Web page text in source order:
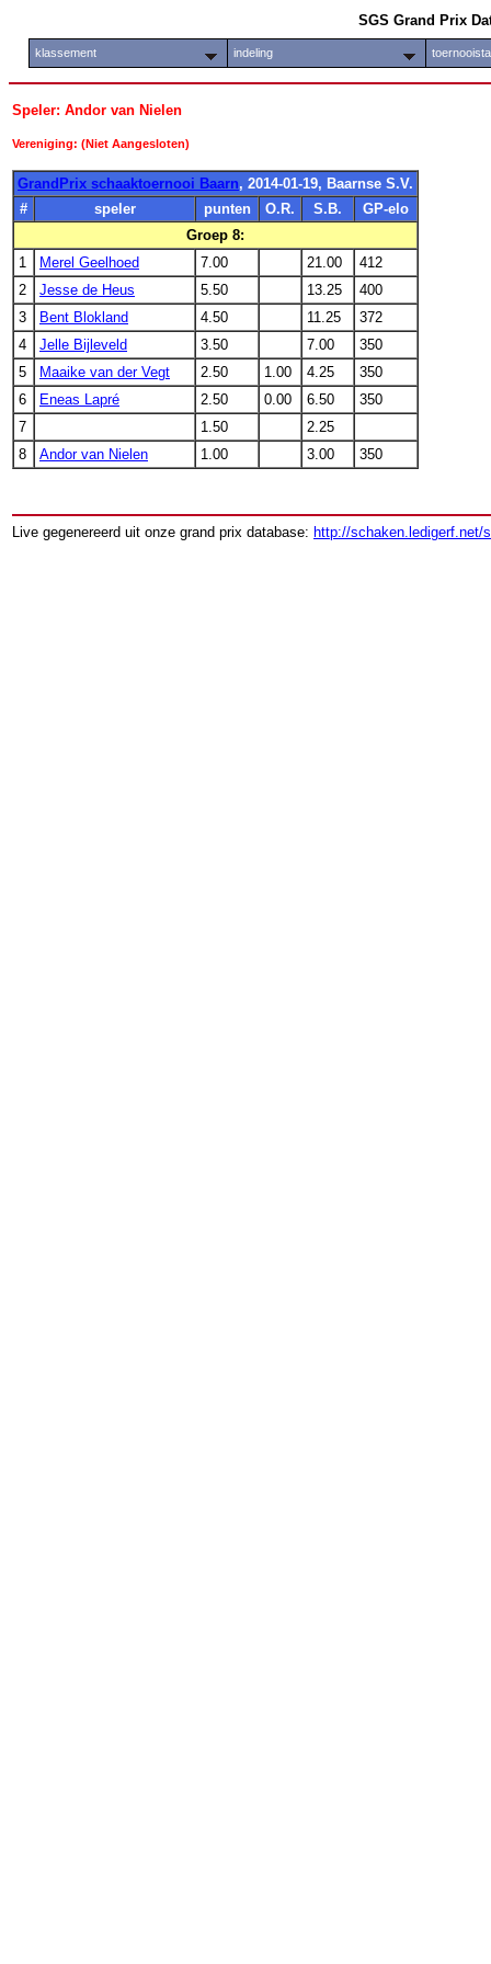
SGS Grand Prix
klassement indeling
Speler: Andor van Nielen
Vereniging: (Niet Aangesloten)
GrandPrix schaaktoernooi Baarn, 2014-01-19, Baarnse S.V.
#
speler punten O.R. S.B.
GP-elo
Groep 8:
1
Merel Geelhoed 7.00 21.00
412
2
Jesse de Heus 5.50 13.25
400
3
Bent Blokland 4.50 11.25
372
4
Jelle Bijleveld 3.50 7.00
350
5
Maaike van der Vegt 2.50 1.00 4.25
350
6
Eneas Lapré 2.50 0.00 6.50
350
7
1.50
2.25
8
Andor van Nielen 1.00 3.00 350
Live gegenereerd uit onze grand prix database: http://schaken.ledigerf.net/